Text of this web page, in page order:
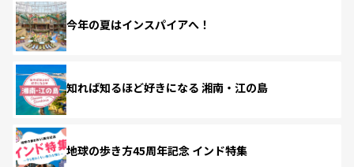
今年の夏はインスパイアへ！
知れば知るほど好きになる 湘南・江の島
地球の歩き方45周年記念 インド特集